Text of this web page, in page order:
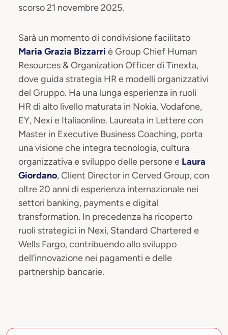
scorso 21 novembre 2025.
Sarà un momento di condivisione facilitato
Maria Grazia Bizzarri è Group Chief Human
Resources & Organization Officer di Tinexta,
dove guida strategia HR e modelli organizzativi
del Gruppo. Ha una lunga esperienza in ruoli
HR di alto livello maturata in Nokia, Vodafone,
EY, Nexi e Italiaonline. Laureata in Lettere con
Master in Executive Business Coaching, porta
una visione che integra tecnologia, cultura
organizzativa e sviluppo delle persone e Laura
Giordano, Client Director in Cerved Group, con
oltre 20 anni di esperienza internazionale nei
settori banking, payments e digital
transformation. In precedenza ha ricoperto
ruoli strategici in Nexi, Standard Chartered e
Wells Fargo, contribuendo allo sviluppo
dell’innovazione nei pagamenti e delle
partnership bancarie.